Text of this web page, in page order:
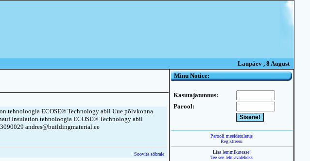
Laupäev , 8 August
tehnoloogia ECOSE® Technology abil Uue põlvkonna
Insulation tehnoloogia ECOSE® Technology abil
andres@buildingmaterial.ee
Soovita sõbrale
Minu Notice:
Kasutajatunnus:
Parool:
Parooli meeldetuletus
Registreeru
Lisa lemmikutesse!
Tee see leht avaleheks